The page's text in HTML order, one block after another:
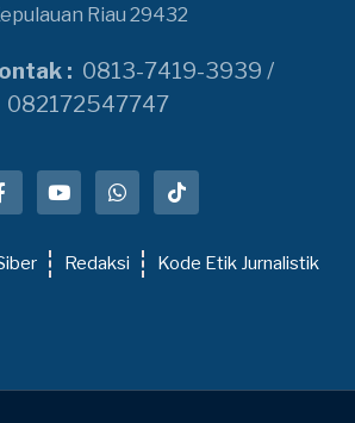
Riau 29432
: 0813-7419-3939 /
082172547747
Redaksi Kode Etik Jurnalistik